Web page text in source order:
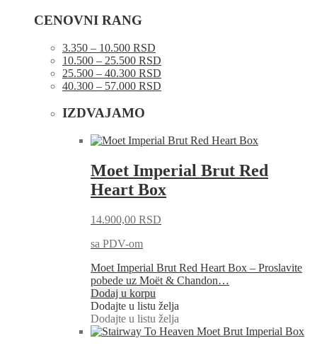
CENOVNI RANG
3.350 – 10.500 RSD
10.500 – 25.500 RSD
25.500 – 40.300 RSD
40.300 – 57.000 RSD
IZDVAJAMO
Moet Imperial Brut Red
Heart Box
14.900,00 RSD
sa PDV-om
Moet Imperial Brut Red Heart Box – Proslavite
pobede uz Moët & Chandon…
Dodaj u korpu
Dodajte u listu želja
Dodajte u listu želja